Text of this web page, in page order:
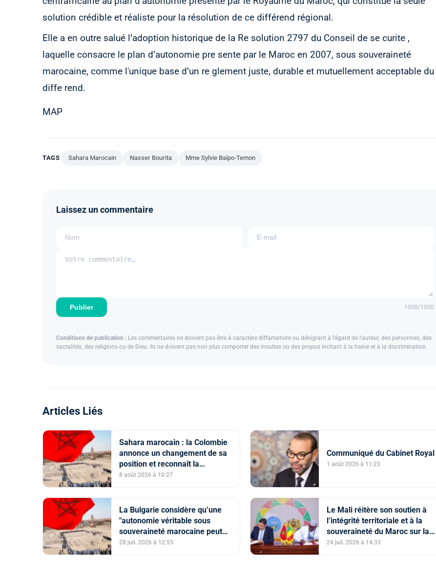
solution crédible et réaliste pour la résolution de ce différend régional.
Elle a en outre salué l’adoption historique de la Re solution 2797 du Conseil de se curite ,
laquelle consacre le plan d’autonomie pre sente par le Maroc en 2007, sous souveraineté
marocaine, comme l'unique base d’un re glement juste, durable et mutuellement acceptable du
diffe rend.
MAP
TAGS Sahara Marocain Nasser Bourita Mme Sylvie Baïpo-Temon
Laissez un commentaire
Publier 1000/1000
Conditions de publication : Les commentaires ne doivent pas être à caractère diffamatoire ou dénigrant à l'égard de l'auteur, des personnes, des
sacralités, des religions ou de Dieu. Ils ne doivent pas non plus comporter des insultes ou des propos incitant à la haine et à la discrimination.
Articles Liés
Sahara marocain : la Colombie
annonce un changement de sa
position et reconnaît la
souveraineté du Maroc sur son
8 août 2026 à 10:27
Communiqué du Cabinet Royal
1 août 2026 à 11:23
La Bulgarie considère qu’une
"autonomie véritable sous
souveraineté marocaine peut
constituer une solution viable" à
28 juil. 2026 à 12:55
Le Mali réitère son soutien à
l’intégrité territoriale et à la
souveraineté du Maroc sur la
région du Sahara, et au Plan
24 juil. 2026 à 14:33